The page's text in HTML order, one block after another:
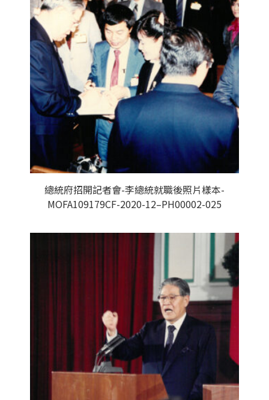
總統府招開記者會-李總統就職後照片樣本-
MOFA109179CF-2020-12–PH00002-025